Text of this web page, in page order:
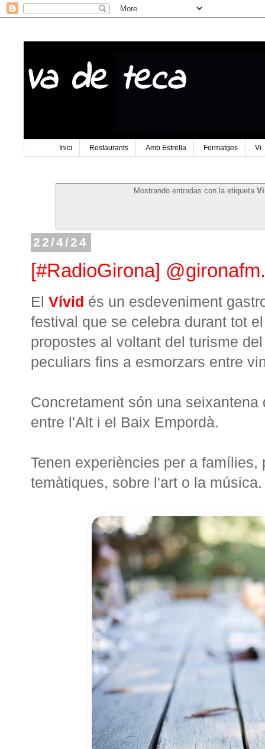
Va de teca
Inici Restaurants Amb Estrella Formatges Vi
Mostrando entradas con la etiqueta
22/4/24
[#RadioGirona]
El Vívid és un esdeveniment
festival que se celebra durant tot
propostes al voltant del turisme
peculiars fins a esmorzars entre
Concretament són una
entre l'Alt i el Baix Empordà.
Tenen experiències per a
temàtiques, sobre l'art o la música.